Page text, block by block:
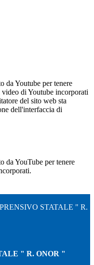
da Youtube per tenere
di Youtube incorporati
del sito web sta
dell'interfaccia di
da YouTube per tenere
STATALE " R.
" R. ONOR "